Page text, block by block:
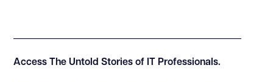
Access The Untold Stories of IT Professionals.